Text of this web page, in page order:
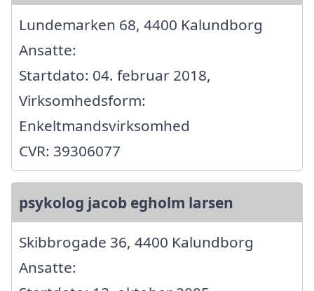
Lundemarken 68, 4400 Kalundborg
Ansatte:
Startdato: 04. februar 2018,
Virksomhedsform:
Enkeltmandsvirksomhed
CVR: 39306077
psykolog jacob egholm larsen
Skibbrogade 36, 4400 Kalundborg
Ansatte: